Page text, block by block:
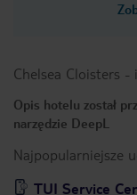
Chelsea Cloisters -
Opis hotelu został
narzędzie DeepL
Najpopularniejsze
TUI Service